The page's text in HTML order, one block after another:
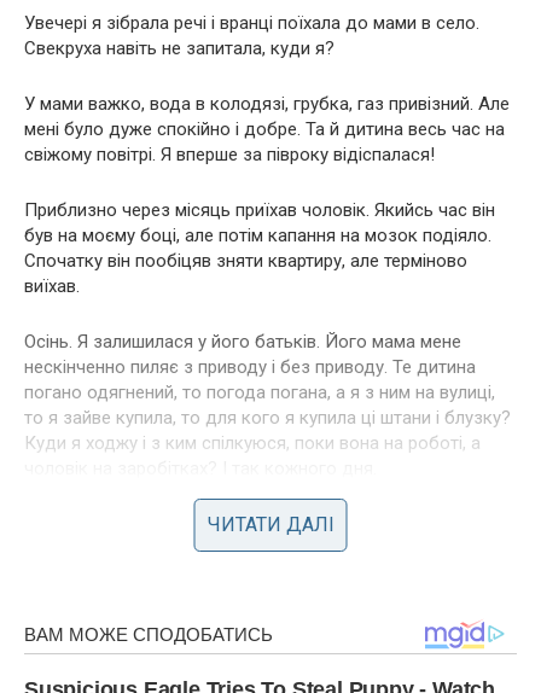
Увечері я зібрала речі і вранці поїхала до мами в село.
Свекруха навіть не запитала, куди я?
У мами важко, вода в колодязі, грубка, газ привізний. Але
мені було дуже спокійно і добре. Та й дитина весь час на
свіжому повітрі. Я вперше за півроку відіспалася!
Приблизно через місяць приїхав чоловік. Якийсь час він
був на моєму боці, але потім капання на мозок подіяло.
Спочатку він пообіцяв зняти квартиру, але терміново
виїхав.
Осінь. Я залишилася у його батьків. Його мама мене
нескінченно пиляє з приводу і без приводу. Те дитина
погано одягнений, то погода погана, а я з ним на вулиці,
то я зайве купила, то для кого я купила ці штани і блузку?
Куди я ходжу і з ким спілкуюся, поки вона на роботі, а
Вона мене знищувала, пиляла, я погана мати, погана
господиня … І чоловік виганяє мене. По телефону
ЧИТАТИ ДАЛІ